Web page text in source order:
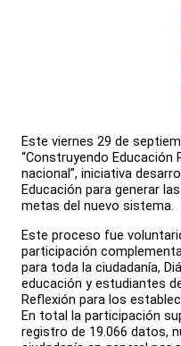
Este viernes 29 de
“Construyendo Educación
nacional”, iniciativa
Educación para generar
metas del nuevo sistema.
Este proceso fue
participación
para toda la ciudadanía,
educación y estudiantes
Reflexión para los
En total la participación
registro de 19.066 datos,